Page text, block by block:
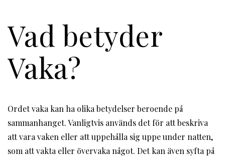
Vad betyder
Vaka?
Ordet vaka kan ha olika betydelser beroende på
sammanhanget. Vanligtvis används det för att beskriva
att vara vaken eller att uppehålla sig uppe under natten,
som att vakta eller övervaka något. Det kan även syfta på